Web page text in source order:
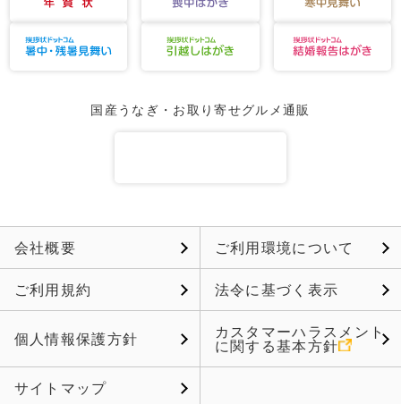
国産うなぎ・お取り寄せグルメ通販
会社概要 ご利用環境について
ご利用規約 法令に基づく表示
個人情報保護方針
カスタマーハラスメント
に関する基本方針
サイトマップ